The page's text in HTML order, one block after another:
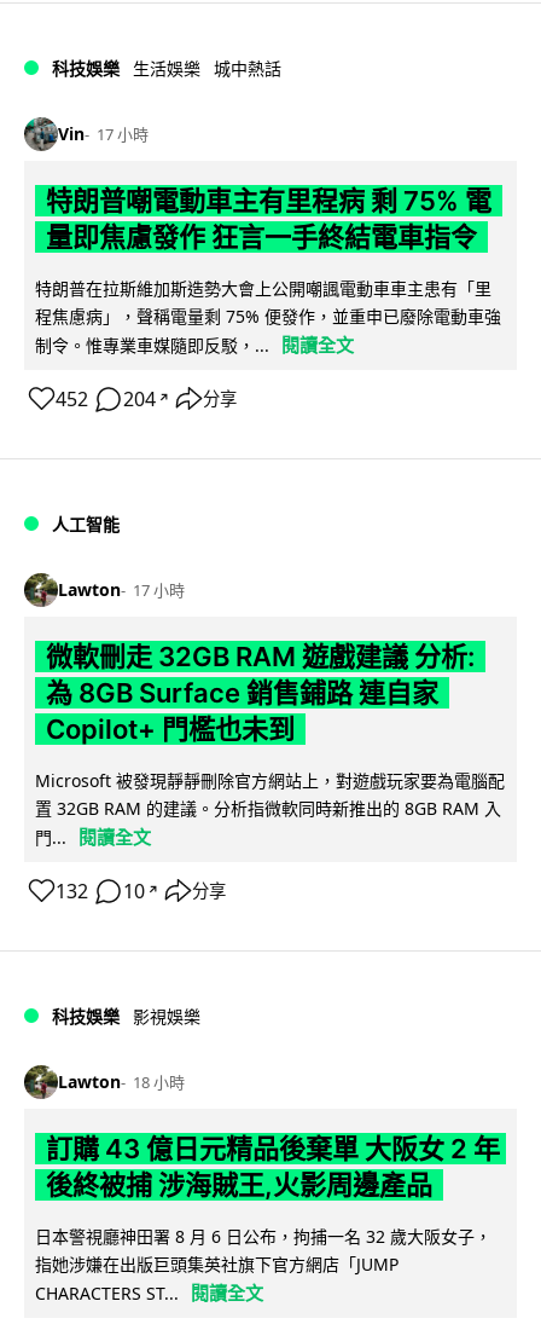
科技娛樂 生活娛樂 城中熱話
Vin 17 小時
特朗普嘲電動車主有里程病 剩 75% 電
量即焦慮發作 狂言一手終結電車指令
特朗普在拉斯維加斯造勢大會上公開嘲諷電動車車主患有「里
程焦慮病」，聲稱電量剩 75% 便發作，並重申已廢除電動車強
制令。惟專業車媒隨即反駁，...
閱讀全文
452 204 ↗ 分享
人工智能
Lawton 17 小時
微軟刪走 32GB RAM 遊戲建議 分析:
為 8GB Surface 銷售鋪路 連自家
Copilot+ 門檻也未到
Microsoft 被發現靜靜刪除官方網站上，對遊戲玩家要為電腦配
置 32GB RAM 的建議。分析指微軟同時新推出的 8GB RAM 入
門...
閱讀全文
132 10 ↗ 分享
科技娛樂 影視娛樂
Lawton 18 小時
訂購 43 億日元精品後棄單 大阪女 2 年
後終被捕 涉海賊王,火影周邊產品
日本警視廳神田署 8 月 6 日公布，拘捕一名 32 歲大阪女子，
指她涉嫌在出版巨頭集英社旗下官方網店「JUMP
CHARACTERS ST...
閱讀全文